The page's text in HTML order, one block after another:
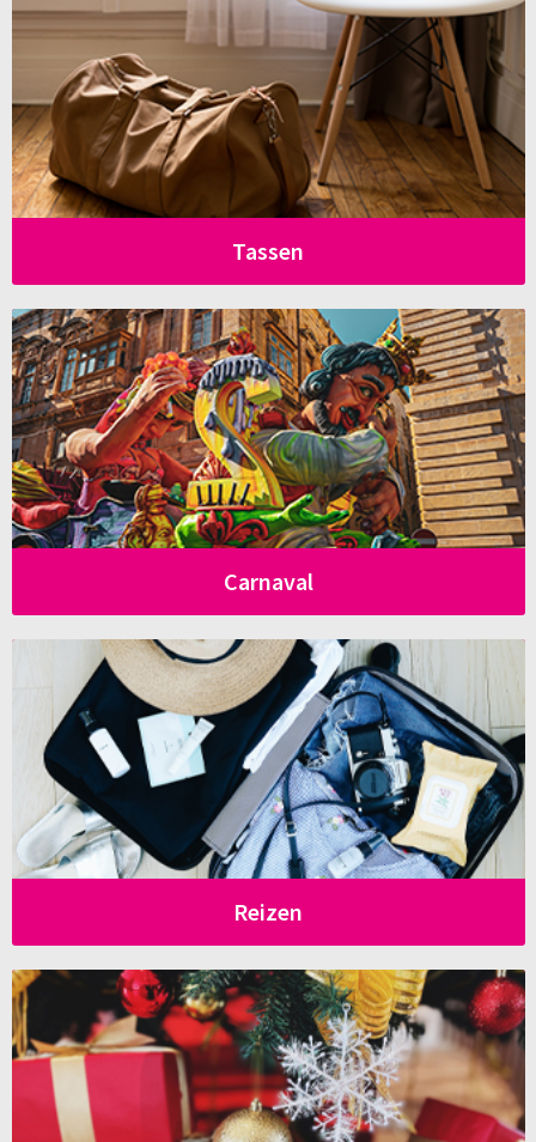
Tassen
Carnaval
Reizen